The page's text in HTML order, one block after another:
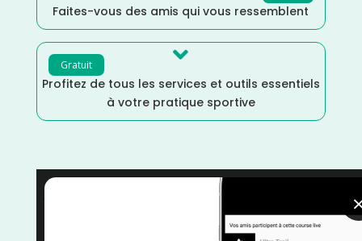
Faites-vous des amis qui vous ressemblent
Gratuit 
Profitez de tous les services et outils essentiels
à votre pratique sportive
Trail
Distance Semi/Distance